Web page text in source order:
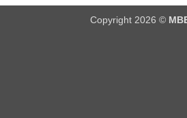
Copyright 2026 ©